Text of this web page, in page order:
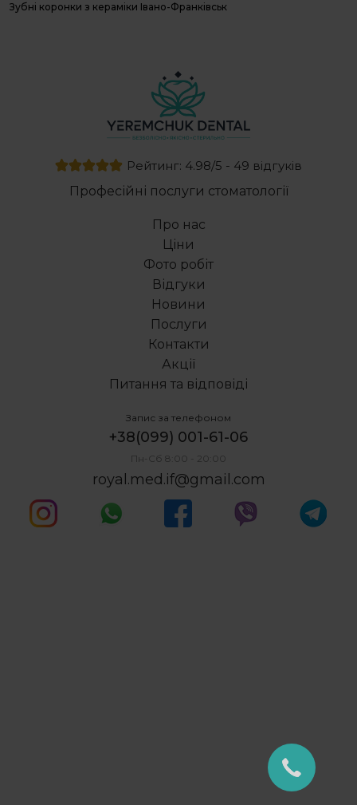
Зубні коронки з кераміки Івано-Франківськ
Професійне відбілювання зубів
Видалення нерва з зуба
Дентальна імплантація
Пластика вуздечки верхньої губи ціна
Видалення верхнього зуба мудрості
Пародонтоз клініка діагностика лікування
Рейтинг: 4.98/5 - 49 відгуків
Професійні послуги стоматології
Про нас
Ціни
Фото робіт
Відгуки
Новини
Послуги
Контакти
Акції
Питання та відповіді
Запис за телефоном
+38(099) 001-61-06
Пн-Сб 8:00 - 20:00
royal.med.if@gmail.com